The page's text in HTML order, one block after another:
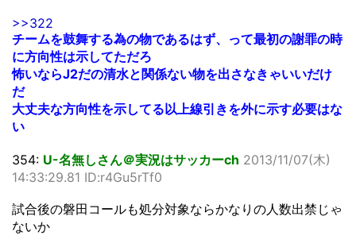
>>322
チームを鼓舞する為の物であるはず、って最初の謝罪の時
に方向性は示してただろ
怖いならJ2だの清水と関係ない物を出さなきゃいいだけ
だ
大丈夫な方向性を示してる以上線引きを外に示す必要はな
い
354: U-名無しさん＠実況はサッカーch 2013/11/07(木)
14:33:29.81 ID:r4Gu5rTf0
試合後の磐田コールも処分対象ならかなりの人数出禁じゃ
ないか